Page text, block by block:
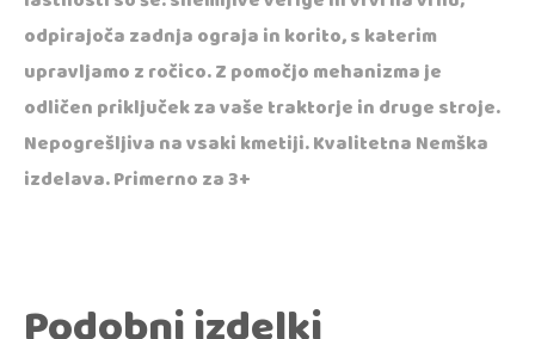
odpirajoča zadnja ograja in korito, s katerim
upravljamo z ročico. Z pomočjo mehanizma je
odličen priključek za vaše traktorje in druge stroje.
Nepogrešljiva na vsaki kmetiji. Kvalitetna Nemška
izdelava. Primerno za 3+